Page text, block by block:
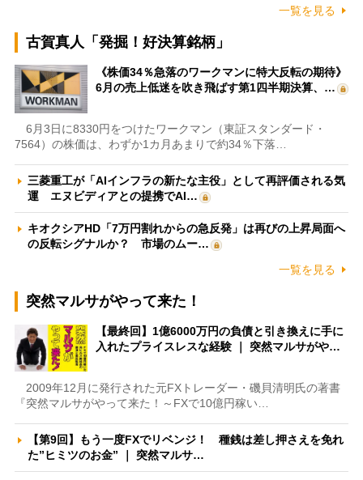
一覧を見る
古賀真人「発掘！好決算銘柄」
《株価34％急落のワークマンに特大反転の期待》
6月の売上低迷を吹き飛ばす第1四半期決算、…
6月3日に8330円をつけたワークマン（東証スタンダード・
7564）の株価は、わずか1カ月あまりで約34％下落…
三菱重工が「AIインフラの新たな主役」として再評価される気
運 エヌビディアとの提携でAI…
キオクシアHD「7万円割れからの急反発」は再びの上昇局面へ
の反転シグナルか？ 市場のムー…
一覧を見る
突然マルサがやって来た！
【最終回】1億6000万円の負債と引き換えに手に
入れたプライスレスな経験 ｜ 突然マルサがや…
2009年12月に発行された元FXトレーダー・磯貝清明氏の著書
『突然マルサがやって来た！～FXで10億円稼い…
【第9回】もう一度FXでリベンジ！ 種銭は差し押さえを免れ
た”ヒミツのお金” ｜ 突然マルサ…